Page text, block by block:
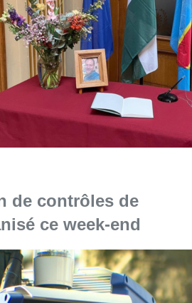
de contrôles de
ce week-end
l'article "Un marathon de